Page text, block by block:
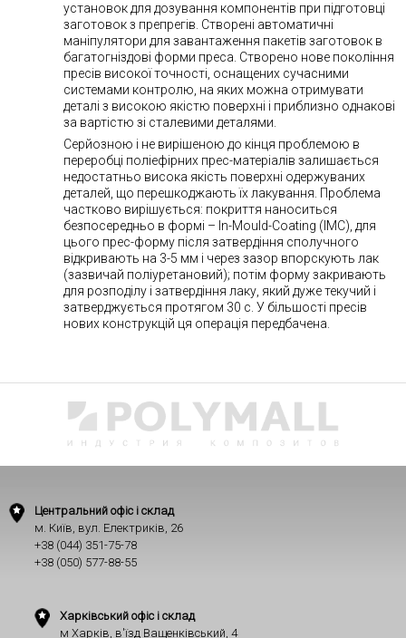
установок для дозування компонентів при підготовці
заготовок з препрегів. Створені автоматичні
маніпулятори для завантаження пакетів заготовок в
багатогніздові форми преса. Створено нове покоління
пресів високої точності, оснащених сучасними
системами контролю, на яких можна отримувати
деталі з високою якістю поверхні і приблизно однакові
за вартістю зі сталевими деталями.
Серйозною і не вирішеною до кінця проблемою в
переробці поліефірних прес-матеріалів залишається
недостатньо висока якість поверхні одержуваних
деталей, що перешкоджають їх лакування. Проблема
частково вирішується: покриття наноситься
безпосередньо в формі – In-Mould-Coating (IMC), для
цього прес-форму після затвердіння сполучного
відкривають на 3-5 мм і через зазор впорскують лак
(зазвичай поліуретановий); потім форму закривають
для розподілу і затвердіння лаку, який дуже текучий і
затверджується протягом 30 с. У більшості пресів
нових конструкцій ця операція передбачена.
Центральний офіс і склад
м. Київ, вул. Електриків, 26
+38 (044) 351-75-78
+38 (050) 577-88-55
Харківський офіс і склад
м Харків, в'їзд Ващенківський, 4